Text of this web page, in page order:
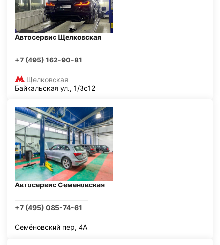
Автосервис Щелковская
+7 (495) 162-90-81
Щелковская
Байкальская ул., 1/3с12
Автосервис Семеновская
+7 (495) 085-74-61
Семёновский пер, 4А